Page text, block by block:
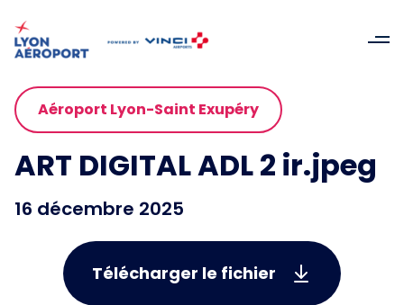
Aéroport Lyon-Saint Exupéry
ART DIGITAL ADL 2 ir.jpeg
16 décembre 2025
Télécharger le fichier